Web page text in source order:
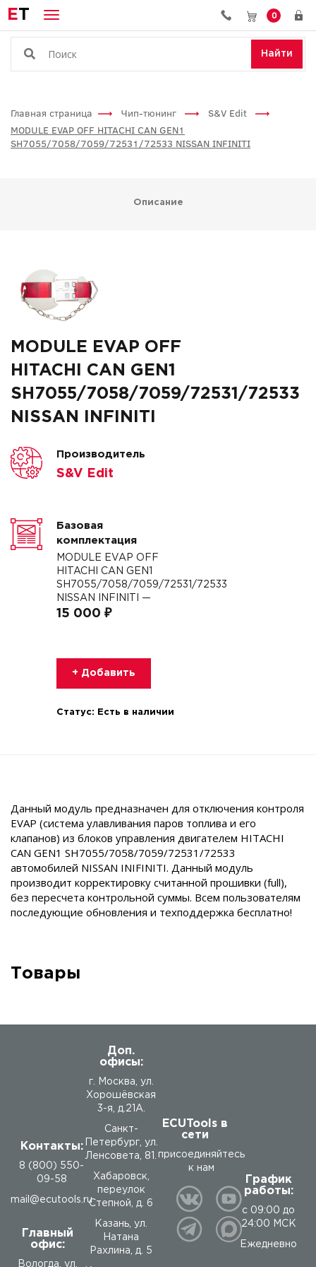
ET 0
Найти
Главная страница Чип-тюнинг
S&V Edit
MODULE EVAP OFF HITACHI CAN GEN1
SH7055/7058/7059/72531/72533 NISSAN INFINITI
Описание
MODULE EVAP OFF
HITACHI CAN GEN1
SH7055/7058/7059/72531/72533
NISSAN INFINITI
Производитель
S&V Edit
Базовая
комплектация
MODULE EVAP OFF
HITACHI CAN GEN1
SH7055/7058/7059/72531/72533
NISSAN INFINITI —
15 000 ₽
+ Добавить
Статус: Есть в наличии
Данный модуль предназначен для отключения контроля
EVAP (cистема улавливания паров топлива и его
клапанов) из блоков управления двигателем HITACHI
CAN GEN1 SH7055/7058/7059/72531/72533
автомобилей NISSAN INIFINITI. Данный модуль
производит корректировку считанной прошивки (full),
без пересчета контрольной суммы. Всем пользователям
последующие обновления и техподдержка бесплатно!
Товары
Контакты:
8 (800) 550-
09-58
mail@ecutools.ru
Главный
офис:
Вологда, ул.
Доп.
офисы:
г. Москва, ул.
Хорошёвская
3-я, д.21А.
Санкт-
Петербург, ул.
Ленсовета, 81.
Хабаровск,
переулок
Степной, д. 6
Казань, ул.
Натана
Рахлина, д. 5
ECUTools в
сети
присоединяйтесь
к нам
График
работы:
с 09:00 до
24:00 МСК
Ежедневно